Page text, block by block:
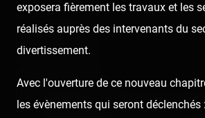
Nom/prénom
Email address
Nous vous demandons de fournir une
exposera fièrement les travaux et les
réalisés auprès des intervenants du
divertissement.
Avec l'ouverture de ce nouveau
les évènements qui seront déclenchés :